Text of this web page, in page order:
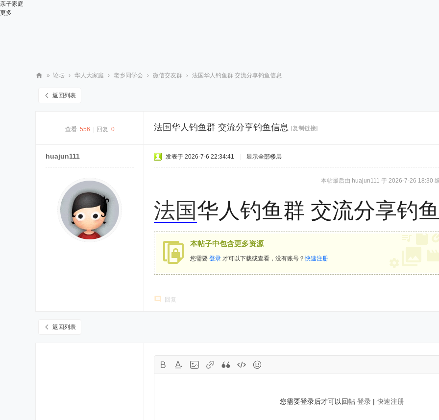
亲子家庭
更多
» 论坛 › 华人大家庭 › 老乡同学会 › 微信交友群 › 法国华人钓鱼群 交流分享钓鱼信息
返回列表
查看: 556 回复: 0 法国华人钓鱼群 交流分享钓鱼信息 [复制链接]
huajun111 发表于 2026-7-6 22:34:41 显示全部楼层
本帖最后由 huajun111 于 2026-7-26 18:30
法国华人钓鱼群 交流分享钓
本帖子中包含更多资源
您需要 登录 才可以下载或查看，没有账号？快速注册
回复
返回列表
您需要登录后才可以回帖 登录|快速注册